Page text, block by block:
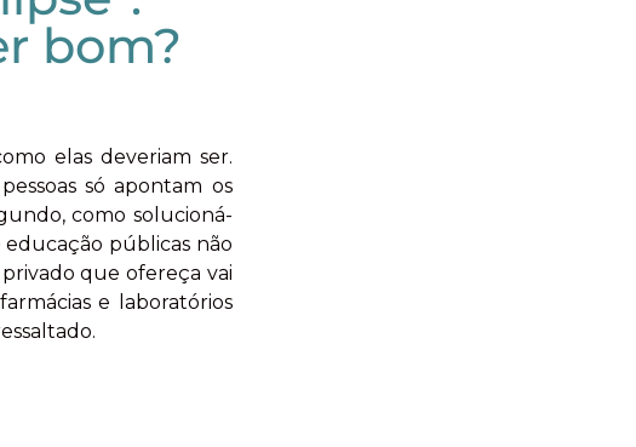
bom?
elas deveriam ser.
só apontam os
como solucioná-
educação públicas não
que ofereça vai
e laboratórios